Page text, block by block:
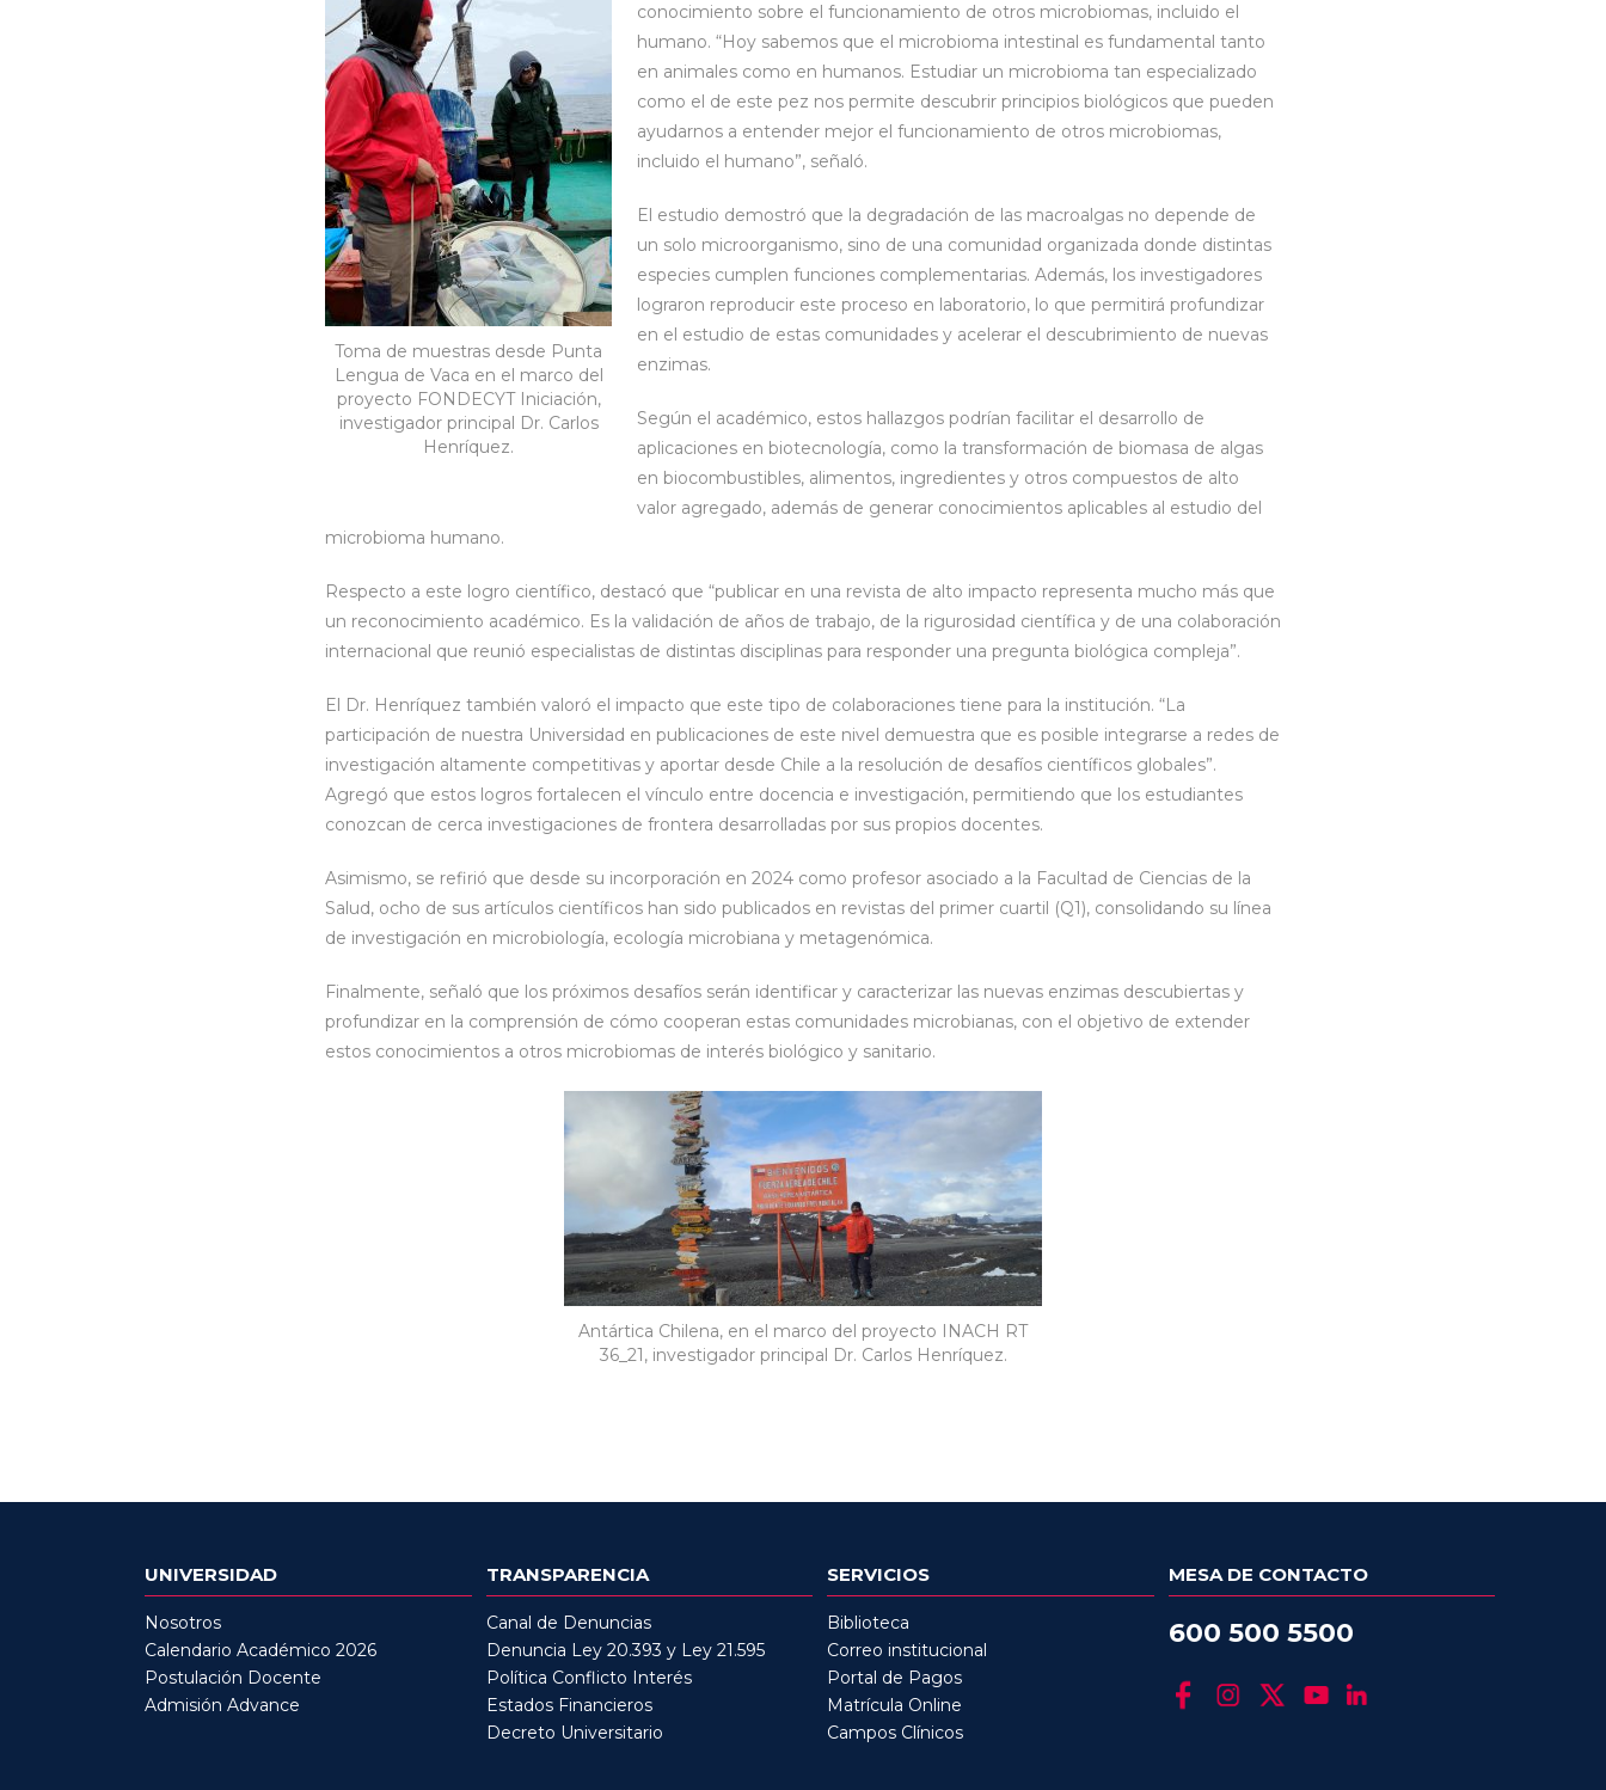
Toma de muestras desde Punta
Lengua de Vaca en el marco del
proyecto FONDECYT Iniciación,
investigador principal Dr. Carlos
Henríquez.
conocimiento sobre el funcionamiento de otros microbiomas, incluido el
humano. “Hoy sabemos que el microbioma intestinal es fundamental tanto
en animales como en humanos. Estudiar un microbioma tan especializado
como el de este pez nos permite descubrir principios biológicos que pueden
ayudarnos a entender mejor el funcionamiento de otros microbiomas,
incluido el humano”, señaló.
El estudio demostró que la degradación de las macroalgas no depende de
un solo microorganismo, sino de una comunidad organizada donde distintas
especies cumplen funciones complementarias. Además, los investigadores
lograron reproducir este proceso en laboratorio, lo que permitirá profundizar
en el estudio de estas comunidades y acelerar el descubrimiento de nuevas
enzimas.
Según el académico, estos hallazgos podrían facilitar el desarrollo de
aplicaciones en biotecnología, como la transformación de biomasa de algas
en biocombustibles, alimentos, ingredientes y otros compuestos de alto
valor agregado, además de generar conocimientos aplicables al estudio del
microbioma humano.
Respecto a este logro científico, destacó que “publicar en una revista de alto impacto representa mucho más que
un reconocimiento académico. Es la validación de años de trabajo, de la rigurosidad científica y de una colaboración
internacional que reunió especialistas de distintas disciplinas para responder una pregunta biológica compleja”.
El Dr. Henríquez también valoró el impacto que este tipo de colaboraciones tiene para la institución. “La
participación de nuestra Universidad en publicaciones de este nivel demuestra que es posible integrarse a redes de
investigación altamente competitivas y aportar desde Chile a la resolución de desafíos científicos globales”.
Agregó que estos logros fortalecen el vínculo entre docencia e investigación, permitiendo que los estudiantes
conozcan de cerca investigaciones de frontera desarrolladas por sus propios docentes.
Asimismo, se refirió que desde su incorporación en 2024 como profesor asociado a la Facultad de Ciencias de la
Salud, ocho de sus artículos científicos han sido publicados en revistas del primer cuartil (Q1), consolidando su línea
de investigación en microbiología, ecología microbiana y metagenómica.
Finalmente, señaló que los próximos desafíos serán identificar y caracterizar las nuevas enzimas descubiertas y
profundizar en la comprensión de cómo cooperan estas comunidades microbianas, con el objetivo de extender
estos conocimientos a otros microbiomas de interés biológico y sanitario.
Antártica Chilena, en el marco del proyecto INACH RT
36_21, investigador principal Dr. Carlos Henríquez.
UNIVERSIDAD
Nosotros
Calendario Académico 2026
Postulación Docente
Admisión Advance
TRANSPARENCIA
Canal de Denuncias
Denuncia Ley 20.393 y Ley 21.595
Política Conflicto Interés
Estados Financieros
Decreto Universitario
SERVICIOS
Biblioteca
Correo institucional
Portal de Pagos
Matrícula Online
Campos Clínicos
MESA DE CONTACTO
600 500 5500